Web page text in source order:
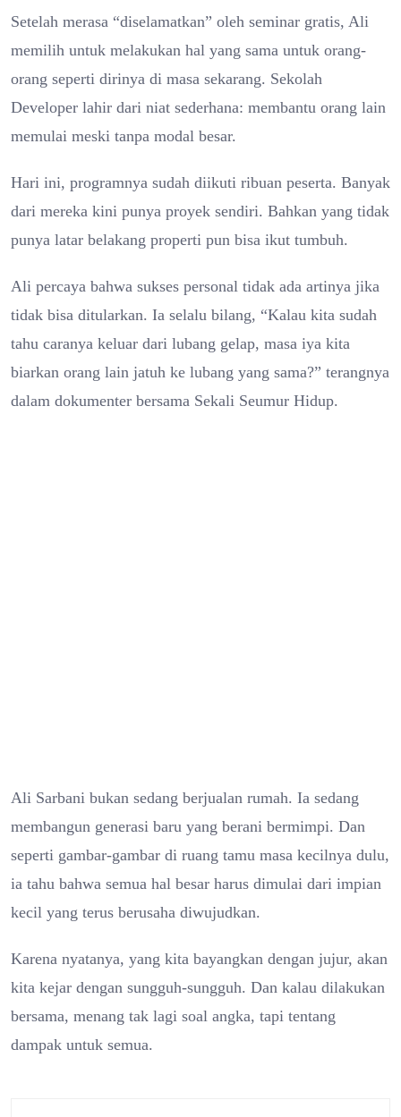
Setelah merasa “diselamatkan” oleh seminar gratis, Ali
memilih untuk melakukan hal yang sama untuk orang-
orang seperti dirinya di masa sekarang. Sekolah
Developer lahir dari niat sederhana: membantu orang lain
memulai meski tanpa modal besar.
Hari ini, programnya sudah diikuti ribuan peserta. Banyak
dari mereka kini punya proyek sendiri. Bahkan yang tidak
punya latar belakang properti pun bisa ikut tumbuh.
Ali percaya bahwa sukses personal tidak ada artinya jika
tidak bisa ditularkan. Ia selalu bilang, “Kalau kita sudah
tahu caranya keluar dari lubang gelap, masa iya kita
biarkan orang lain jatuh ke lubang yang sama?” terangnya
dalam dokumenter bersama Sekali Seumur Hidup.
Ali Sarbani bukan sedang berjualan rumah. Ia sedang
membangun generasi baru yang berani bermimpi. Dan
seperti gambar-gambar di ruang tamu masa kecilnya dulu,
ia tahu bahwa semua hal besar harus dimulai dari impian
kecil yang terus berusaha diwujudkan.
Karena nyatanya, yang kita bayangkan dengan jujur, akan
kita kejar dengan sungguh-sungguh. Dan kalau dilakukan
bersama, menang tak lagi soal angka, tapi tentang
dampak untuk semua.